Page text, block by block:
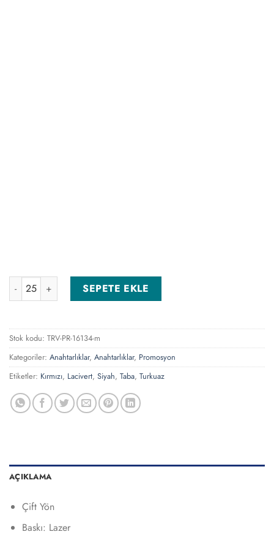
AN-5285-K Kırmızı Anahtarlık adet
SEPETE EKLE
Stok kodu: TRV-PR-16134-m
Kategoriler: Anahtarlıklar, Anahtarlıklar, Promosyon
Etiketler: Kırmızı, Lacivert, Siyah, Taba, Turkuaz
AÇIKLAMA
Çift Yön
Baskı: Lazer